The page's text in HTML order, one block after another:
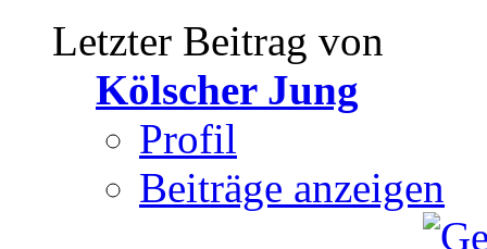
Letzter Beitrag von
Kölscher Jung
Profil
Beiträge anzeigen